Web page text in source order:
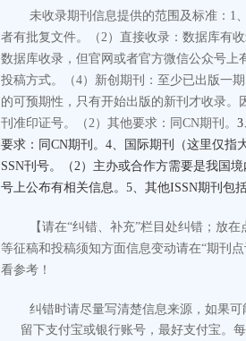
未收录期刊信息提供的范围及标准： 1
者有批复文件。
（2）直接收录：数据库有
数据库收录，但官网或者官方微信公众号
投稿方式。
（4）新创期刊：至少已出版一
的可预期性，只有开始出版的新刊才收录。
刊准印证号。
（2）其他要求：同CN期刊。 3
要求：同CN期刊。4、国际期刊（这里仅指
SSN刊号。（2）主办或合作方需要是我国
号上公布有相关信息。5、其他ISSN期刊包
【请在“纠错、补充”栏目处纠错；放
等征稿和投稿须知方面信息变动请在“期刊
看参考！
纠错时请尽量写清楚信息来源，如果
留下支付宝或银行账号，最好支付宝。